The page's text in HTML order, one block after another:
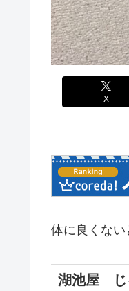
X
体に良くない
湖池屋 じ